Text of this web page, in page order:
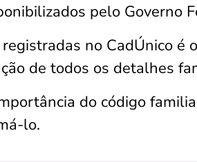
pelo Governo
no CadÚnico é o
de todos os detalhes
do código
lo.